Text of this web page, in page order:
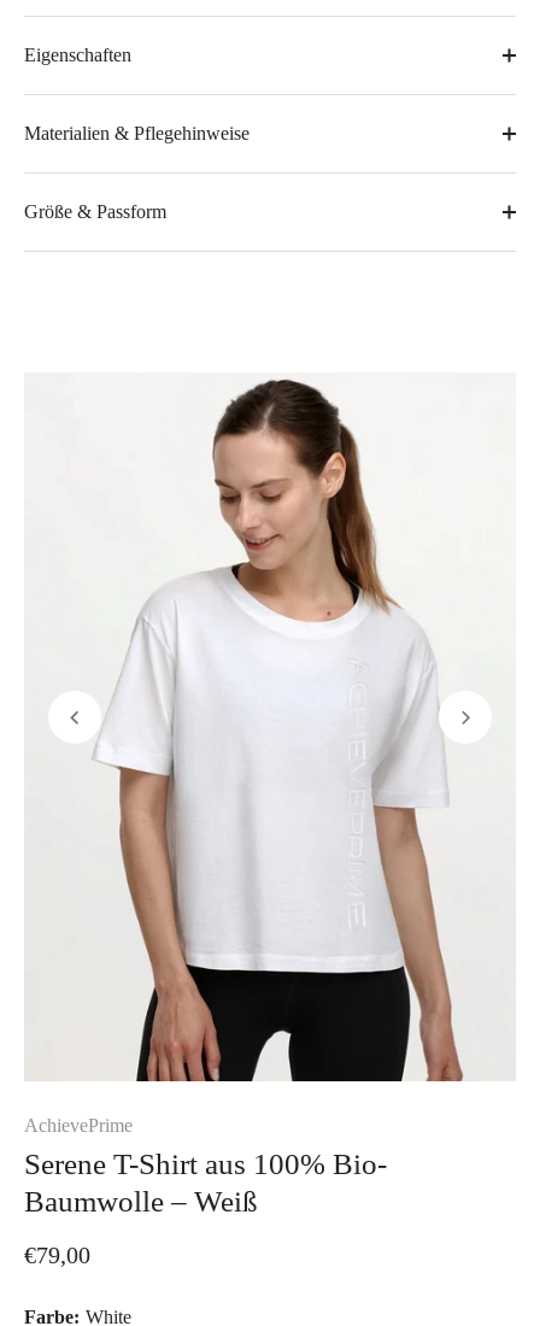
Eigenschaften
Materialien & Pflegehinweise
Größe & Passform
AchievePrime
Serene T-Shirt aus 100% Bio-
Baumwolle – Weiß
€79,00
Farbe: White